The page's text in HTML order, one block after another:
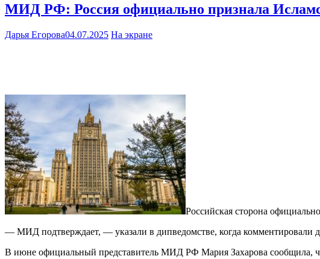
МИД РФ: Россия официально признала
Дарья Егорова04.07.2025 На экране
Российская сторона
— МИД подтверждает, — указали в дипведомстве, когда комментировали
В июне официальный представитель МИД РФ Мария Захарова сообщила,